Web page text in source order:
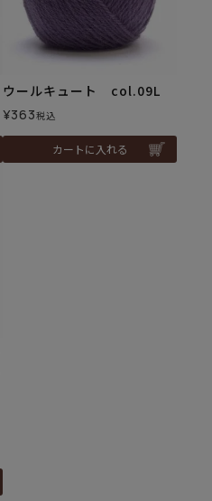
ウールキュート col.09L
¥363税込
カートに入れる